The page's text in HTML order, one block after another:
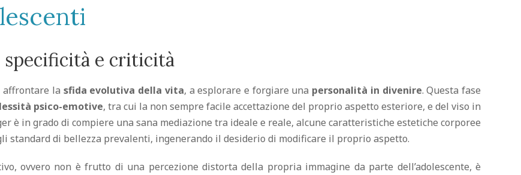
specificità e criticità
affrontare la sfida evolutiva della vita, a esplorare e forgiare una personalità in divenire. Questa fase
psico-emotive, tra cui la non sempre facile accettazione del proprio aspetto esteriore, e del viso in
è in grado di compiere una sana mediazione tra ideale e reale, alcune caratteristiche estetiche corporee
standard di bellezza prevalenti, ingenerando il desiderio di modificare il proprio aspetto.
ovvero non è frutto di una percezione distorta della propria immagine da parte dell’adolescente, è